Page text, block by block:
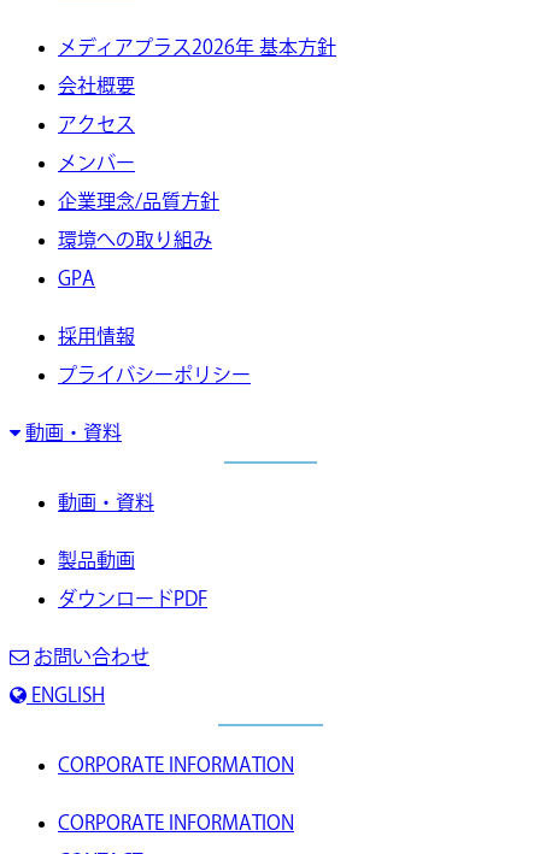
メディアプラス2026年 基本方針
会社概要
アクセス
メンバー
企業理念/品質方針
環境への取り組み
GPA
採用情報
プライバシーポリシー
動画・資料
動画・資料
製品動画
ダウンロードPDF
お問い合わせ
ENGLISH
CORPORATE INFORMATION
CORPORATE INFORMATION